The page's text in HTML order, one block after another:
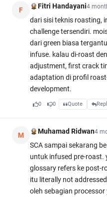
F Fitri Handayani4
dari sisi teknis roasting,
challenge tersendiri.
dari green biasa
infuse. kalau di-roast
adjustment, first crack
adaptation di profil
development.
0 0 Quote
M Muhamad Ridwan4
SCA sampai sekarang
untuk infused pre-roast.
glossary refers ke post-
itu literally not
oleh sebagian